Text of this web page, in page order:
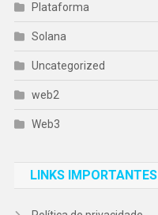
Plataforma
Solana
Uncategorized
web2
Web3
LINKS IMPORTANTES